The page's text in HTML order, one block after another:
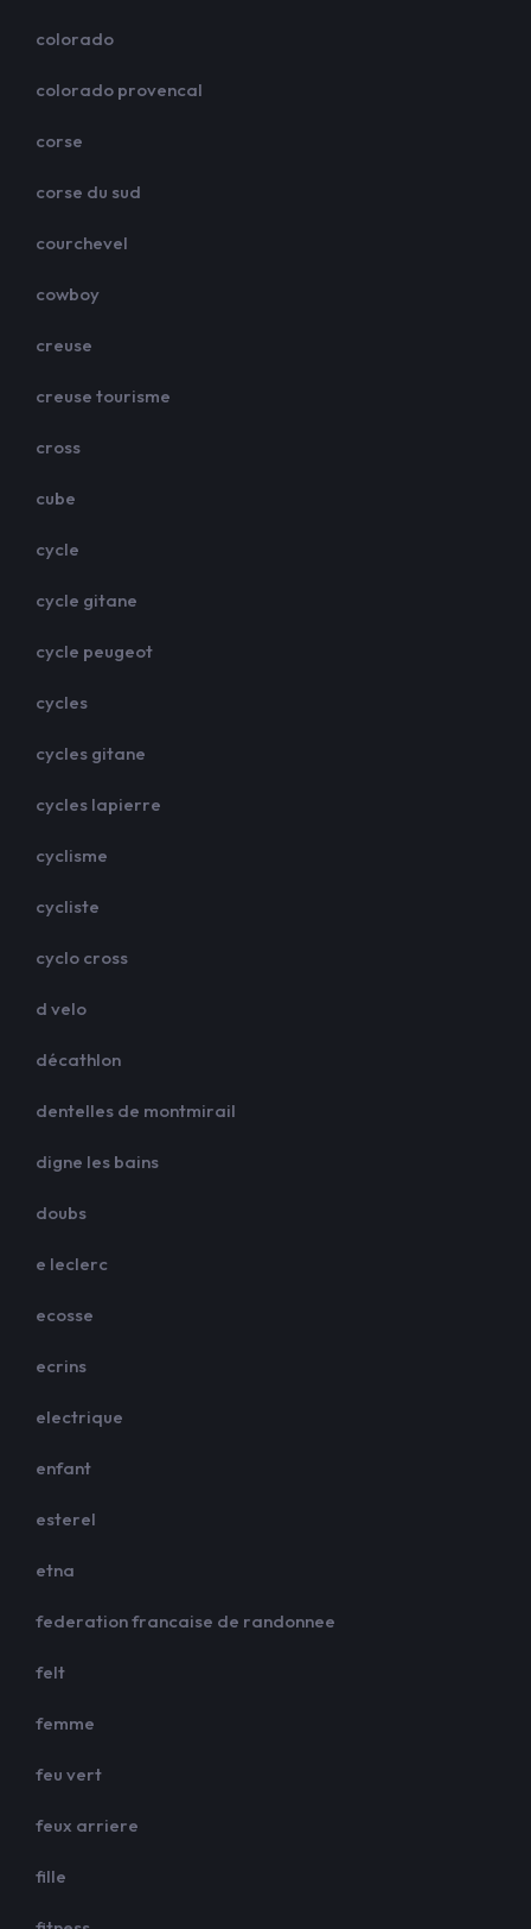
colorado
colorado provencal
corse
corse du sud
courchevel
cowboy
creuse
creuse tourisme
cross
cube
cycle
cycle gitane
cycle peugeot
cycles
cycles gitane
cycles lapierre
cyclisme
cycliste
cyclo cross
d velo
décathlon
dentelles de montmirail
digne les bains
doubs
e leclerc
ecosse
ecrins
electrique
enfant
esterel
etna
federation francaise de randonnee
felt
femme
feu vert
feux arriere
fille